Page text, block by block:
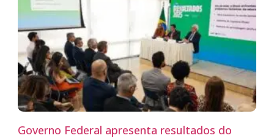
Governo Federal apresenta resultados do